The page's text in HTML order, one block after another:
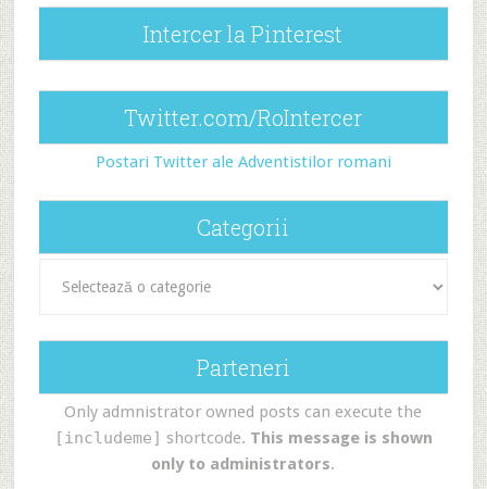
Intercer la Pinterest
Twitter.com/RoIntercer
Postari Twitter ale Adventistilor romani
Categorii
Parteneri
Only admnistrator owned posts can execute the
[includeme] shortcode. This message is shown
only to administrators.